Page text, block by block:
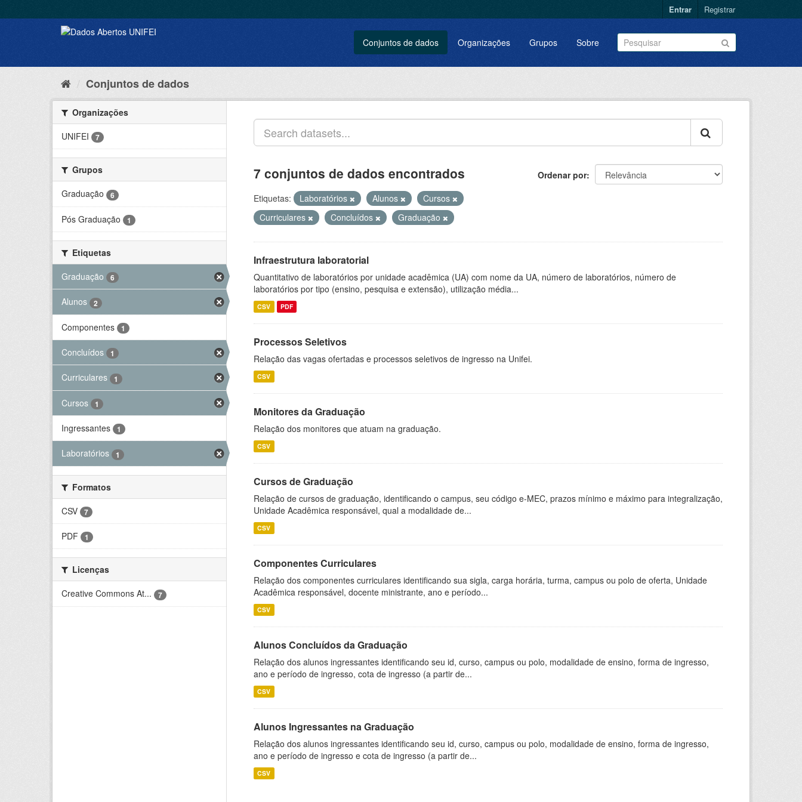
Entrar Registrar
Conjuntos de dados Organizações Grupos Sobre
Conjuntos de dados
Organizações
UNIFEI
7
Grupos
Graduação
6
Pós Graduação 1
Etiquetas
Graduação
6
Alunos 2
Componentes 1
Concluídos 1
Curriculares 1
Cursos 1
Ingressantes 1
Laboratórios 1
Formatos
CSV
7
PDF 1
Licenças
Creative Commons At...
7
Ordenar por
7 conjuntos de dados encontrados
Etiquetas: Laboratórios Alunos
Cursos
Curriculares
Concluídos Graduação
Infraestrutura laboratorial
Quantitativo de laboratórios por unidade acadêmica (UA) com nome da UA, número de laboratórios, número de
laboratórios por tipo (ensino, pesquisa e extensão), utilização média...
CSV PDF
Processos Seletivos
Relação das vagas ofertadas e processos seletivos de ingresso na Unifei.
CSV
Monitores da Graduação
Relação dos monitores que atuam na graduação.
CSV
Cursos de Graduação
Relação de cursos de graduação, identificando o campus, seu código e-MEC, prazos mínimo e máximo para integralização,
Unidade Acadêmica responsável, qual a modalidade de...
CSV
Componentes Curriculares
Relação dos componentes curriculares identificando sua sigla, carga horária, turma, campus ou polo de oferta, Unidade
Acadêmica responsável, docente ministrante, ano e período...
CSV
Alunos Concluídos da Graduação
Relação dos alunos ingressantes identificando seu id, curso, campus ou polo, modalidade de ensino, forma de ingresso,
ano e período de ingresso, cota de ingresso (a partir de...
CSV
Alunos Ingressantes na Graduação
Relação dos alunos ingressantes identificando seu id, curso, campus ou polo, modalidade de ensino, forma de ingresso,
ano e período de ingresso e cota de ingresso (a partir de...
CSV